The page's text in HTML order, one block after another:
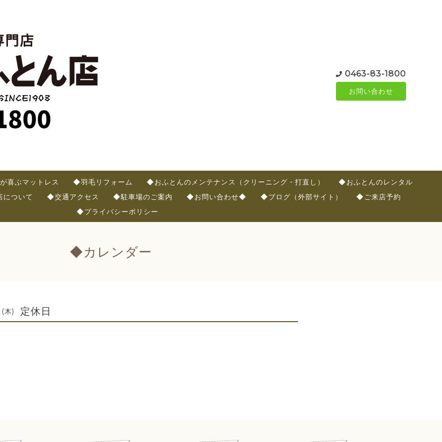
0463-83-1800
お問い合わせ
喜ぶマットレス ◆羽毛リフォーム ◆おふとんのメンテナンス（クリーニング・打直し）
◆おふとんのレンタル
ついて
◆交通アクセス ◆駐車場のご案内 ◆お問い合わせ◆ ◆ブログ（外部サイト）
◆ご来店予約
◆プライバシーポリシー
◆カレンダー
木) 定休日